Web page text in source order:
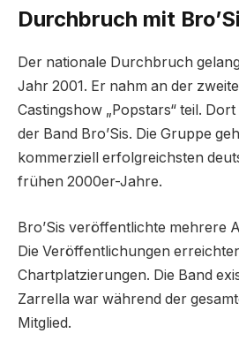
Durchbruch mit
Der nationale Durchbruch
Jahr 2001. Er nahm an der
Castingshow „Popstars“ teil.
der Band Bro’Sis. Die Gruppe
kommerziell erfolgreichsten
frühen 2000er-Jahre.
Bro’Sis veröffentlichte mehrere
Die Veröffentlichungen
Chartplatzierungen. Die Band
Zarrella war während der
Mitglied.